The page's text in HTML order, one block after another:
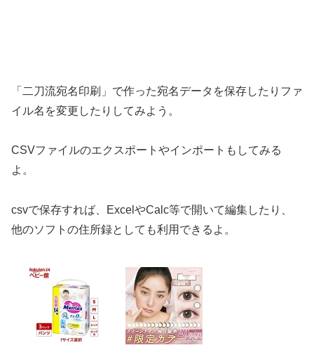
「二刀流宛名印刷」で作った宛名データを保存したりファ
イル名を変更したりしてみよう。
CSVファイルのエクスポートやインポートもしてみる
よ。
csvで保存すれば、ExcelやCalc等で開いて編集したり、
他のソフトの住所録としても利用できるよ。